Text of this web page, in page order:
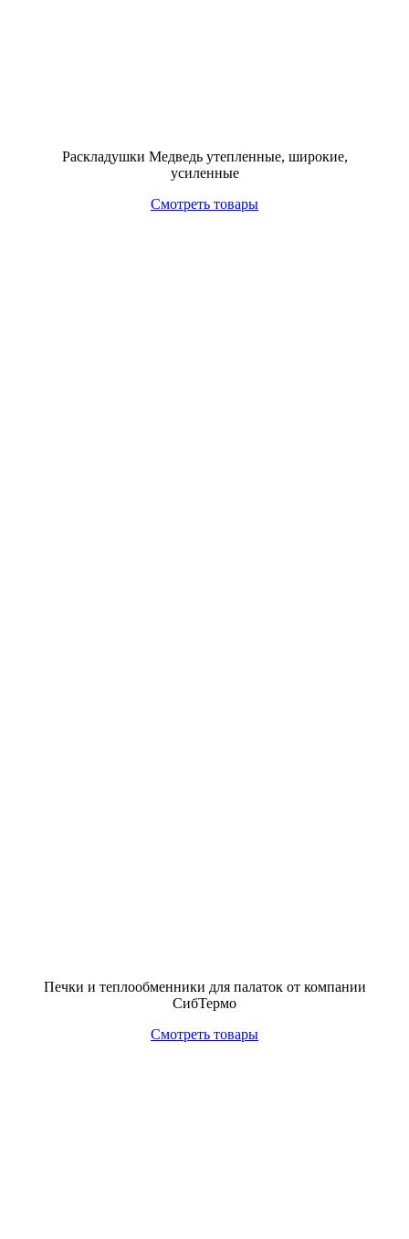
Раскладушки Медведь утепленные, широкие,
усиленные
Смотреть товары
Печки и теплообменники для палаток от компании
СибТермо
Смотреть товары